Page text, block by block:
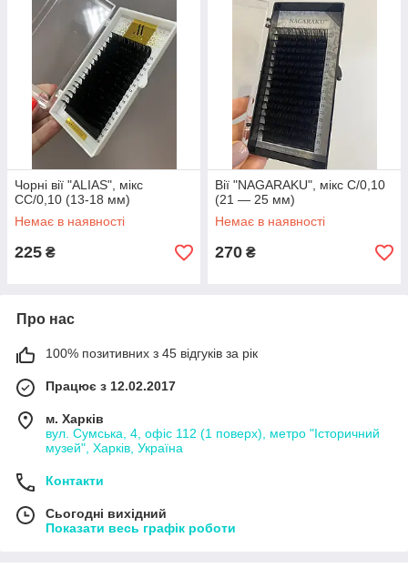
Чорні вії "ALIAS", мікс
СС/0,10 (13-18 мм)
Немає в наявності
225 ₴
Вії "NAGARAKU", мікс С/0,10
(21 — 25 мм)
Немає в наявності
270 ₴
Про нас
100% позитивних з 45 відгуків за рік
Працює з 12.02.2017
м. Харків
вул. Сумська, 4, офіс 112 (1 поверх), метро "Історичний
музей", Харків, Україна
Контакти
Сьогодні вихідний
Показати весь графік роботи